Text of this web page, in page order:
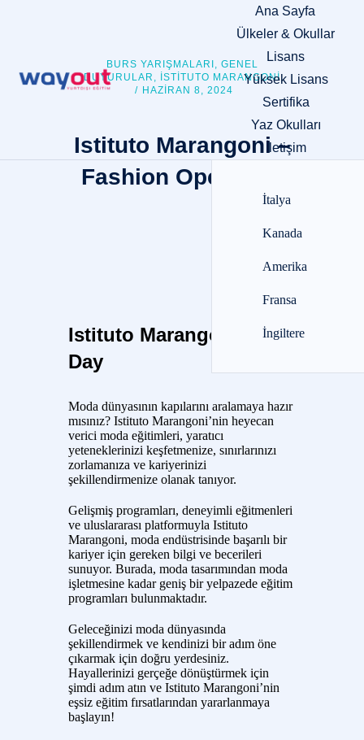
Ana Sayfa
Ülkeler & Okullar
İtalya
Kanada
Amerika
Fransa
İngiltere
Lisans
Yüksek Lisans
Sertifika
Yaz Okulları
İletişim
BURS YARIŞMALARI , GENEL
DUYURULAR ,
ISTITUTO MARANGONI
/ HAZIRAN 8, 2024
Istituto Marangoni –
Fashion Open Day
Istituto Marangoni Open
Day
Moda dünyasının kapılarını aralamaya hazır
mısınız? Istituto Marangoni’nin heyecan
verici moda eğitimleri, yaratıcı
yeteneklerinizi keşfetmenize, sınırlarınızı
zorlamanıza ve kariyerinizi
şekillendirmenize olanak tanıyor.
Gelişmiş programları, deneyimli eğitmenleri
ve uluslararası platformuyla Istituto
Marangoni, moda endüstrisinde başarılı bir
kariyer için gereken bilgi ve becerileri
sunuyor. Burada, moda tasarımından moda
işletmesine kadar geniş bir yelpazede eğitim
programları bulunmaktadır.
Geleceğinizi moda dünyasında
şekillendirmek ve kendinizi bir adım öne
çıkarmak için doğru yerdesiniz.
Hayallerinizi gerçeğe dönüştürmek için
şimdi adım atın ve Istituto Marangoni’nin
eşsiz eğitim fırsatlarından yararlanmaya
başlayın!